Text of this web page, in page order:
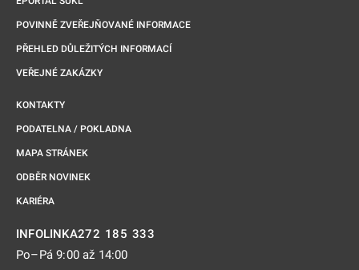
POVINNĚ ZVEŘEJŇOVANÉ INFORMACE
PŘEHLED DŮLEŽITÝCH INFORMACÍ
VEŘEJNÉ ZAKÁZKY
KONTAKTY
PODATELNA / POKLADNA
MAPA STRÁNEK
ODBĚR NOVINEK
KARIÉRA
INFOLINKA272 185 333
Po–Pá 9:00 až 14:00